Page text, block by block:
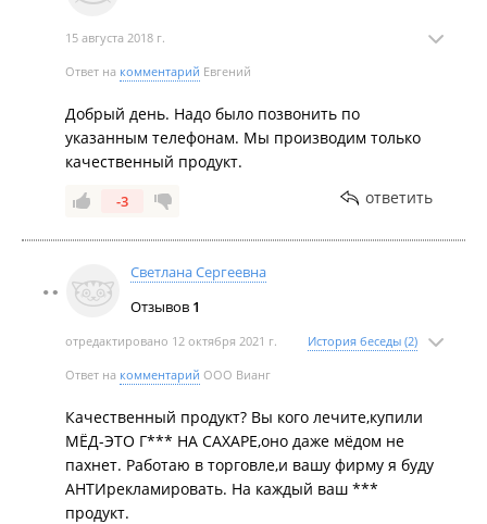
15 августа 2018 г.
Ответ на комментарий Евгений
Добрый день. Надо было позвонить по
указанным телефонам. Мы производим только
качественный продукт.
-3 ответить
Светлана Сергеевна
Отзывов 1
отредактировано 12 октября 2021 г. История беседы (2)
Ответ на комментарий ООО Вианг
Качественный продукт? Вы кого лечите,купили
МЁД-ЭТО Г*** НА САХАРЕ,оно даже мёдом не
пахнет. Работаю в торговле,и вашу фирму я буду
АНТИрекламировать. На каждый ваш ***
продукт.